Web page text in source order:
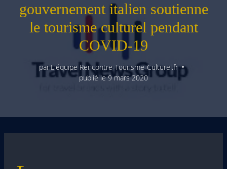
gouvernement italien soutienne
le tourisme culturel pendant
COVID-19
parL'équipe Rencontre-Tourisme-Culturel.fr
publié le9 mars 2020